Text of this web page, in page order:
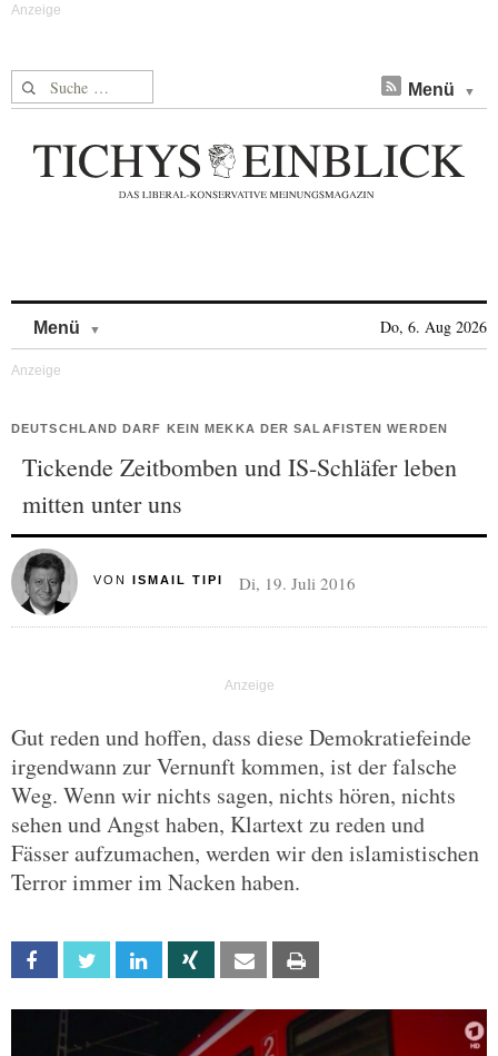
Suche nach: Menü
Menü Do, 6. Aug 2026
DEUTSCHLAND DARF KEIN MEKKA DER SALAFISTEN WERDEN
Tickende Zeitbomben und IS-Schläfer leben
mitten unter uns
VON ISMAIL TIPI Di, 19. Juli 2016
Gut reden und hoffen, dass diese Demokratiefeinde
irgendwann zur Vernunft kommen, ist der falsche
Weg. Wenn wir nichts sagen, nichts hören, nichts
sehen und Angst haben, Klartext zu reden und
Fässer aufzumachen, werden wir den islamistischen
Terror immer im Nacken haben.
Facebook Twitter Linkedin Xing Email